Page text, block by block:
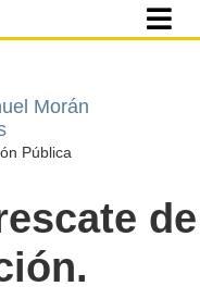
Morán
Pública
de